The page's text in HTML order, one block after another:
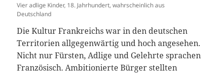
Vier adlige Kinder, 18. Jahrhundert, wahrscheinlich aus
Deutschland
Die Kultur Frankreichs war in den deutschen
Territorien allgegenwärtig und hoch angesehen.
Nicht nur Fürsten, Adlige und Gelehrte sprachen
Französisch. AmbitionierteBürger stellten